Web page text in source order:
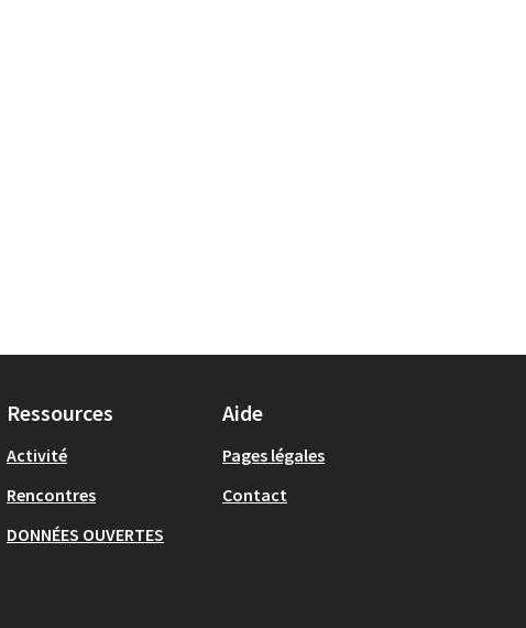
Ressources
Activité
Rencontres
DONNÉES OUVERTES
Aide
Pages légales
Contact